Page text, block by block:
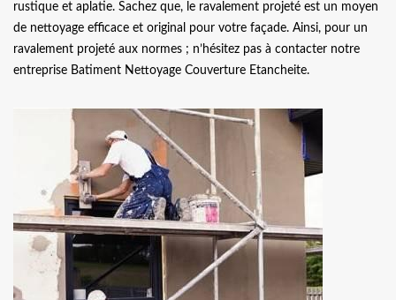
rustique et aplatie. Sachez que, le ravalement projeté est un moyen
de nettoyage efficace et original pour votre façade. Ainsi, pour un
ravalement projeté aux normes ; n’hésitez pas à contacter notre
entreprise Batiment Nettoyage Couverture Etancheite.